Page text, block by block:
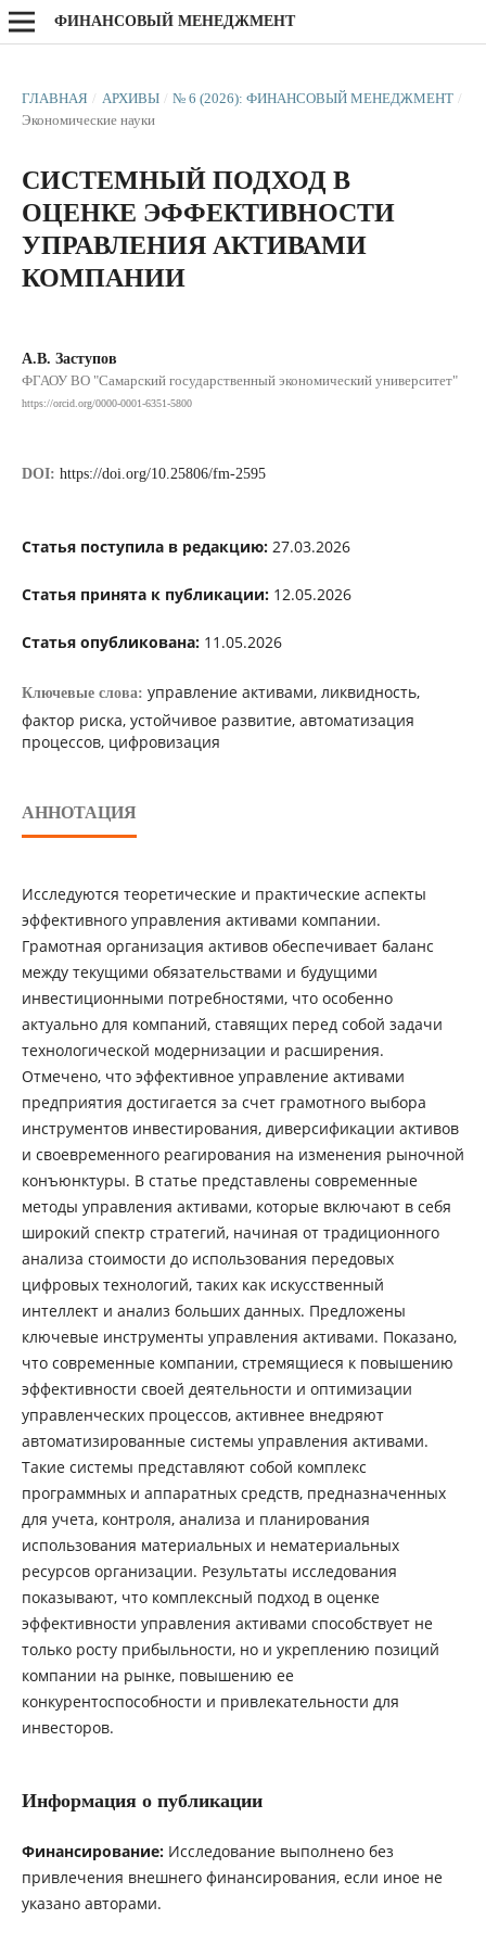
ФИНАНСОВЫЙ МЕНЕДЖМЕНТ
ГЛАВНАЯ / АРХИВЫ / № 6 (2026): ФИНАНСОВЫЙ МЕНЕДЖМЕНТ /
Экономические науки
СИСТЕМНЫЙ ПОДХОД В
ОЦЕНКЕ ЭФФЕКТИВНОСТИ
УПРАВЛЕНИЯ АКТИВАМИ
КОМПАНИИ
А.В. Заступов
ФГАОУ ВО "Самарский государственный экономический университет"
https://orcid.org/0000-0001-6351-5800
DOI: https://doi.org/10.25806/fm-2595
Статья поступила в редакцию:27.03.2026
Статья принята к публикации:12.05.2026
Статья опубликована:11.05.2026
Ключевые слова: управление активами, ликвидность,
фактор риска, устойчивое развитие, автоматизация
процессов, цифровизация
АННОТАЦИЯ
Исследуются теоретические и практические аспекты
эффективного управления активами компании.
Грамотная организация активов обеспечивает баланс
между текущими обязательствами и будущими
инвестиционными потребностями, что особенно
актуально для компаний, ставящих перед собой задачи
технологической модернизации и расширения.
Отмечено, что эффективное управление активами
предприятия достигается за счет грамотного выбора
инструментов инвестирования, диверсификации активов
и своевременного реагирования на изменения рыночной
конъюнктуры. В статье представлены современные
методы управления активами, которые включают в себя
широкий спектр стратегий, начиная от традиционного
анализа стоимости до использования передовых
цифровых технологий, таких как искусственный
интеллект и анализ больших данных. Предложены
ключевые инструменты управления активами. Показано,
что современные компании, стремящиеся к повышению
эффективности своей деятельности и оптимизации
управленческих процессов, активнее внедряют
автоматизированные системы управления активами.
Такие системы представляют собой комплекс
программных и аппаратных средств, предназначенных
для учета, контроля, анализа и планирования
использования материальных и нематериальных
ресурсов организации. Результаты исследования
показывают, что комплексный подход в оценке
эффективности управления активами способствует не
только росту прибыльности, но и укреплению позиций
компании на рынке, повышению ее
конкурентоспособности и привлекательности для
инвесторов.
Информация о публикации
Финансирование:Исследование выполнено без
привлечения внешнего финансирования, если иное не
указано авторами.